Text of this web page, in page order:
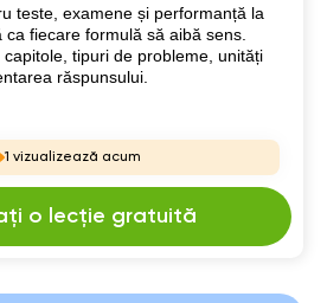
teste, examene și performanță la
fiecare formulă să aibă sens.
tipuri de probleme, unități
răspunsului.
1 vizualizează acum
o lecție gratuită